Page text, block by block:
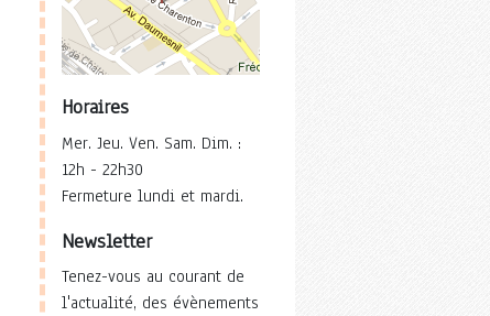
Horaires
Mer. Jeu. Ven. Sam. Dim. :
12h - 22h30
Fermeture lundi et mardi.
Newsletter
Tenez-vous au courant de
l'actualité, des évènements